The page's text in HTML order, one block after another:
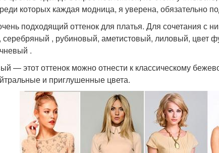
которых каждая модница, я уверена, обязательно
подходящий оттенок для платья. Для сочетания с
серебряный , рубиновый, аметистовый, лиловый, цвет
.
— этот оттенок можно отнести к классическому
и приглушенные цвета.